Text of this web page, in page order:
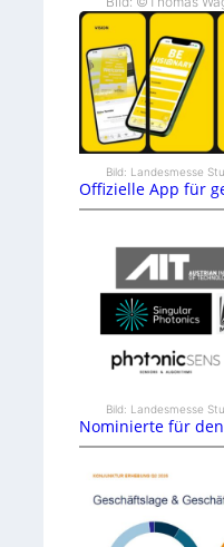
Bild: Landesmesse
Offizielle App für
Bild: Landesmesse
Nominierte für den